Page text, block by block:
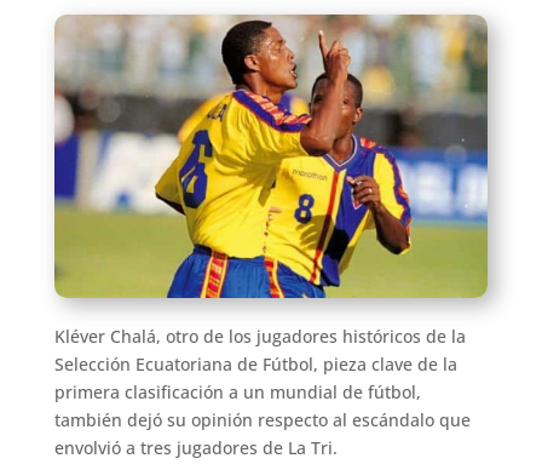
Kléver Chalá, otro de los jugadores históricos de la
Selección Ecuatoriana de Fútbol, pieza clave de la
primera clasificación a un mundial de fútbol,
también dejó su opinión respecto al escándalo que
envolvió a tres jugadores de La Tri.